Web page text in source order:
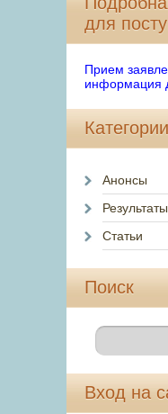
для
Прием
информация
Анонсы
Результаты
Статьи
Поиск
Вход на